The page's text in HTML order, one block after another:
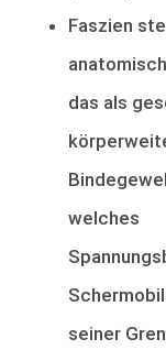
Faszien
das als
welches
seiner